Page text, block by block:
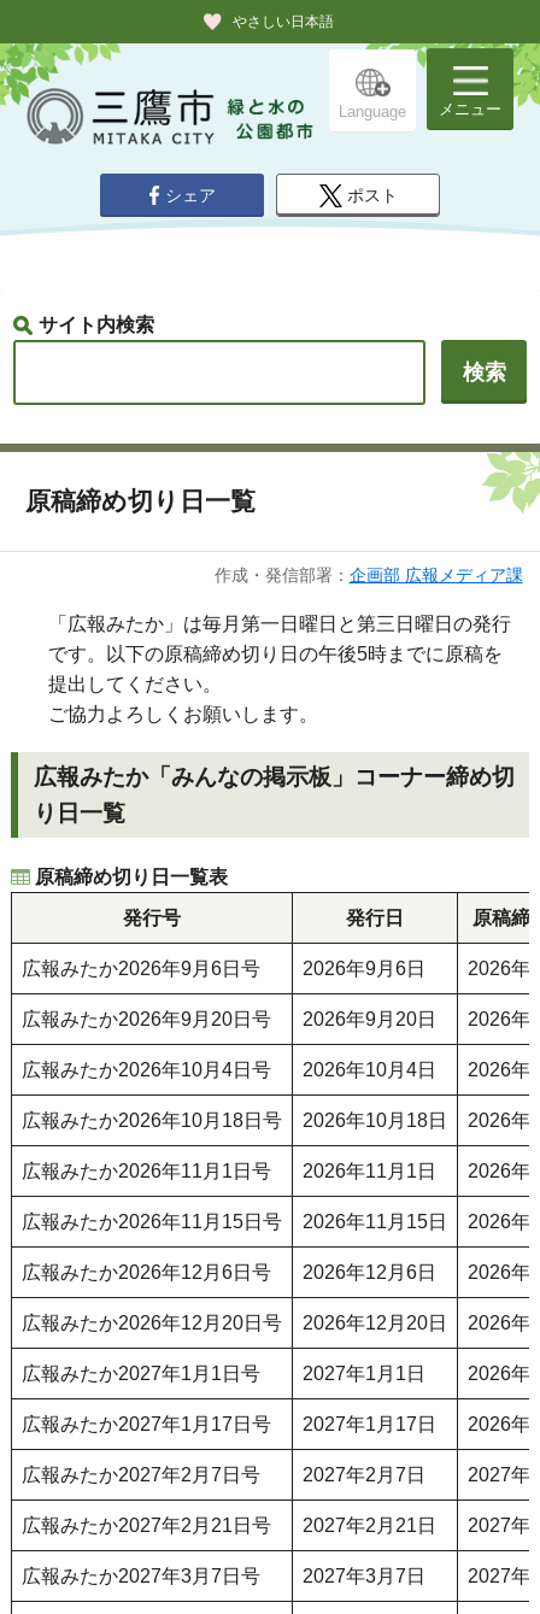
やさしい日本語
Language メニュー
シェア ポスト
サイト内検索
原稿締め切り日一覧
作成・発信部署： 企画部 広報メディア課
「広報みたか」は毎月第一日曜日と第三日曜日の発行
です。以下の原稿締め切り日の午後5時までに原稿を
提出してください。
ご協力よろしくお願いします。
広報みたか「みんなの掲示板」コーナー締め切
り日一覧
原稿締め切り日一覧表
発行号
発行日 原稿締
広報みたか2026年9月6日号 2026年9月6日 2026年
広報みたか2026年9月20日号 2026年9月20日 2026年
広報みたか2026年10月4日号 2026年10月4日 2026年
広報みたか2026年10月18日号 2026年10月18日 2026年
広報みたか2026年11月1日号 2026年11月1日 2026年
広報みたか2026年11月15日号 2026年11月15日 2026年
広報みたか2026年12月6日号 2026年12月6日 2026年
広報みたか2026年12月20日号 2026年12月20日 2026年
広報みたか2027年1月1日号 2027年1月1日 2026年
広報みたか2027年1月17日号 2027年1月17日 2026年
広報みたか2027年2月7日号 2027年2月7日 2027年
広報みたか2027年2月21日号 2027年2月21日 2027年
広報みたか2027年3月7日号 2027年3月7日 2027年